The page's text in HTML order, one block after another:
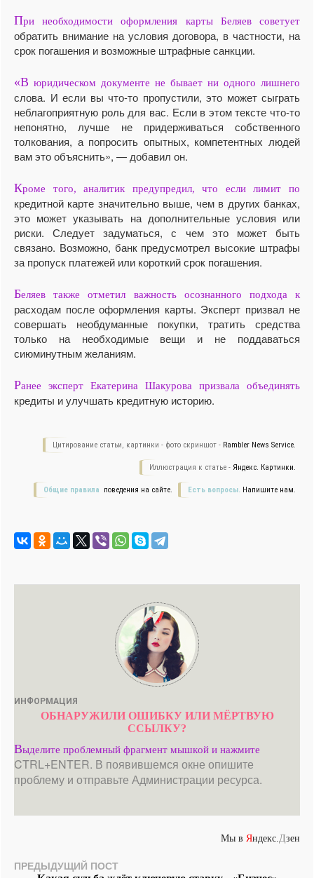
При необходимости оформления карты Беляев советует
обратить внимание на условия договора, в частности, на
срок погашения и возможные штрафные санкции.
«В юридическом документе не бывает ни одного лишнего
слова. И если вы что-то пропустили, это может сыграть
неблагоприятную роль для вас. Если в этом тексте что-то
непонятно, лучше не придерживаться собственного
толкования, а попросить опытных, компетентных людей
вам это объяснить», — добавил он.
Кроме того, аналитик предупредил, что если лимит по
кредитной карте значительно выше, чем в других банках,
это может указывать на дополнительные условия или
риски. Следует задуматься, с чем это может быть
связано. Возможно, банк предусмотрел высокие штрафы
за пропуск платежей или короткий срок погашения.
Беляев также отметил важность осознанного подхода к
расходам после оформления карты. Эксперт призвал не
совершать необдуманные покупки, тратить средства
только на необходимые вещи и не поддаваться
сиюминутным желаниям.
Ранее эксперт Екатерина Шакурова призвала объединять
кредиты и улучшать кредитную историю.
Цитирование статьи, картинки - фото скриншот - Rambler News Service.
Иллюстрация к статье - Яндекс. Картинки.
Есть вопросы. Напишите нам.
Общие правила поведения на сайте.
ИНФОРМАЦИЯ
ОБНАРУЖИЛИ ОШИБКУ ИЛИ МЁРТВУЮ
ССЫЛКУ?
Выделите проблемный фрагмент мышкой и нажмите
CTRL+ENTER. В появившемся окне опишите
проблему и отправьте Администрации ресурса.
Мы в Яндекс. Дзен
ПРЕДЫДУЩИЙ ПОСТ